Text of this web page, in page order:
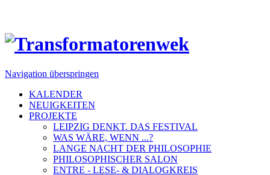
Navigation überspringen
KALENDER
NEUIGKEITEN
PROJEKTE
LEIPZIG DENKT. DAS FESTIVAL
WAS WÄRE, WENN ...?
LANGE NACHT DER PHILOSOPHIE
PHILOSOPHISCHER SALON
ENTRE - LESE- & DIALOGKREIS